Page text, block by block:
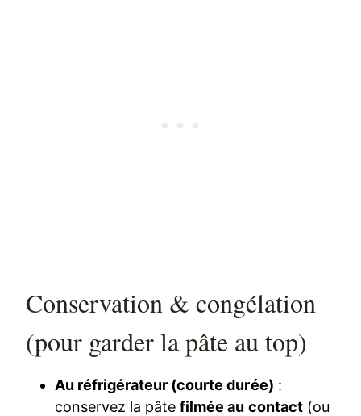
Conservation & congélation
(pour garder la pâte au top)
Au réfrigérateur (courte durée) :
conservez la pâtefilmée au contact(ou